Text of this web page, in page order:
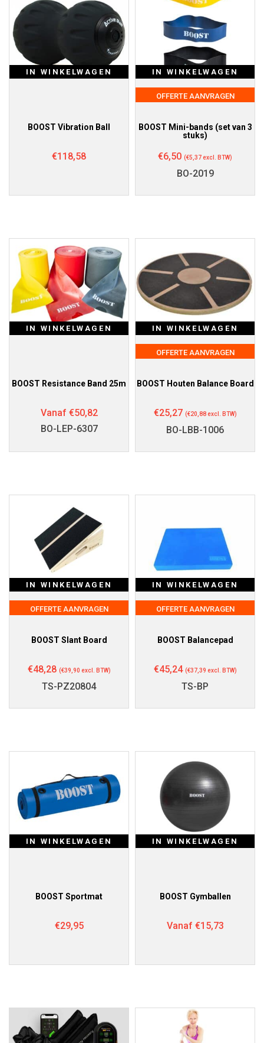
IN WINKELWAGEN
BOOST Vibration Ball
€118,58
IN WINKELWAGEN
OFFERTE AANVRAGEN
BOOST Mini-bands (set van 3
stuks)
€6,50 (€5,37excl. BTW)
BO-2019
IN WINKELWAGEN
BOOST Resistance Band 25m
Vanaf €50,82
BO-LEP-6307
IN WINKELWAGEN
OFFERTE AANVRAGEN
BOOST Houten Balance Board
€25,27 (€20,88excl. BTW)
BO-LBB-1006
IN WINKELWAGEN
OFFERTE AANVRAGEN
BOOST Slant Board
€48,28 (€39,90 excl. BTW)
TS-PZ20804
IN WINKELWAGEN
OFFERTE AANVRAGEN
BOOST Balancepad
€45,24 (€37,39 excl. BTW)
TS-BP
IN WINKELWAGEN
BOOST Sportmat
€29,95
IN WINKELWAGEN
BOOST Gymballen
Vanaf €15,73